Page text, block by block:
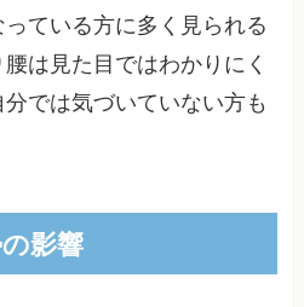
ている方に多く見られる
は見た目ではわかりにく
では気づいていない方も
影響